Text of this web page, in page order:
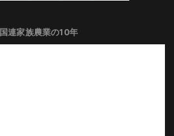
国連家族農業の10年